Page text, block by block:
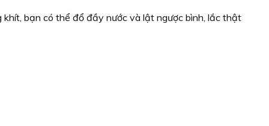
bạn có thể đổ đầy nước và lật ngược bình, lắc thật